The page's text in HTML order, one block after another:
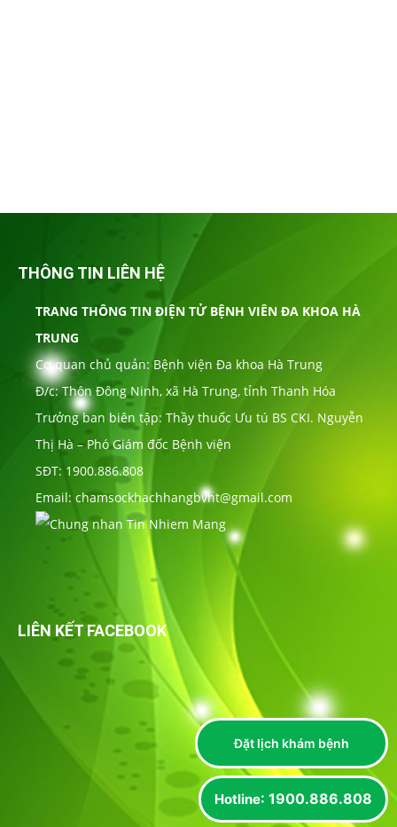
THÔNG TIN LIÊN HỆ
TRANG THÔNG TIN ĐIỆN TỬ BỆNH VIÊN ĐA KHOA HÀ
TRUNG
Cơ quan chủ quản: Bệnh viện Đa khoa Hà Trung
Đ/c: Thôn Đông Ninh, xã Hà Trung, tỉnh Thanh Hóa
Trưởng ban biên tập: Thầy thuốc Ưu tú BS CKI. Nguyễn
Thị Hà – Phó Giám đốc Bệnh viện
SĐT: 1900.886.808
Email: chamsockhachhangbvht@gmail.com
LIÊN KẾT FACEBOOK
Hotline: 1900.886.808
Đặt lịch khám bệnh